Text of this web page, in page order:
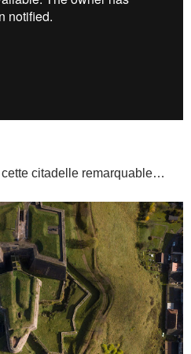
citadelle remarquable…